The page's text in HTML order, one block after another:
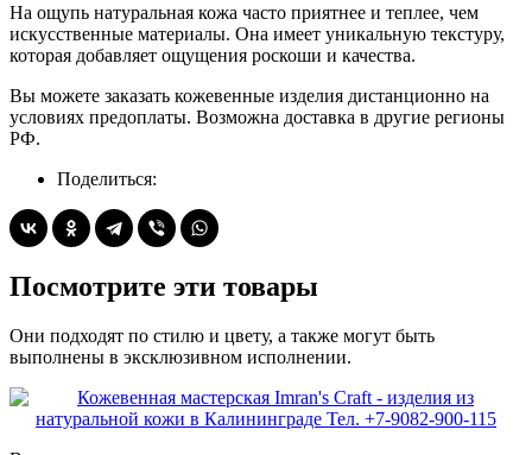
На ощупь натуральная кожа часто приятнее и теплее, чем
искусственные материалы. Она имеет уникальную текстуру,
которая добавляет ощущения роскоши и качества.
Вы можете заказать кожевенные изделия дистанционно на
условиях предоплаты. Возможна доставка в другие регионы
РФ.
Поделиться:
Посмотрите эти товары
Они подходят по стилю и цвету, а также могут быть
выполнены в эксклюзивном исполнении.